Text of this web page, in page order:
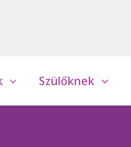
Szülőknek